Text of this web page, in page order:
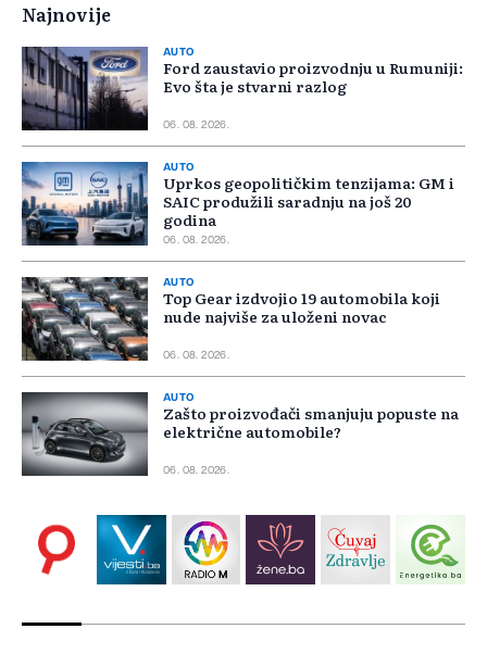
Najnovije
AUTO
Ford zaustavio proizvodnju u Rumuniji:
Evo šta je stvarni razlog
06. 08. 2026.
AUTO
Uprkos geopolitičkim tenzijama: GM i
SAIC produžili saradnju na još 20
godina
06. 08. 2026.
AUTO
Top Gear izdvojio 19 automobila koji
nude najviše za uloženi novac
06. 08. 2026.
AUTO
Zašto proizvođači smanjuju popuste na
električne automobile?
06. 08. 2026.